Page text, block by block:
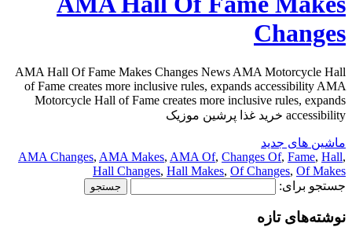
Changes
AMA Hall Of Fame Makes Changes News AMA Motorcycle Hall
of Fame creates more inclusive rules, expands accessibility AMA
Motorcycle Hall of Fame creates more inclusive rules, expands
accessibility خرید غذا پرشین موزیک
ماشین های جدید
AMA Changes, AMA Makes, AMA Of, Changes Of, Fame, Hall,
Hall Changes, Hall Makes, Of Changes, Of Makes
جستجو برای:
نوشته‌های تازه